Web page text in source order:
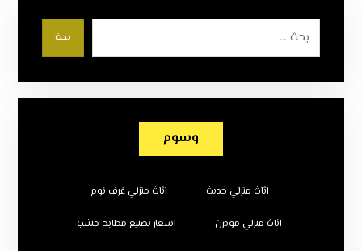
بحث
وسوم
اثاث منزلي حديث اثاث منزلي غرف نوم
اثاث منزلي مودرن اسعار تصنيع مطابخ خشب